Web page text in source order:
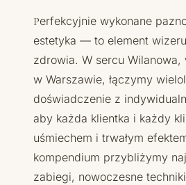
Perfekcyjnie wykonane paznokcie to nie tylko
estetyka — to element
zdrowia. W sercu Wilanowa,
w Warszawie, łączymy
doświadczenie z
aby każda klientka i każdy
uśmiechem i trwałym
kompendium przybliżymy
zabiegi, nowoczesne